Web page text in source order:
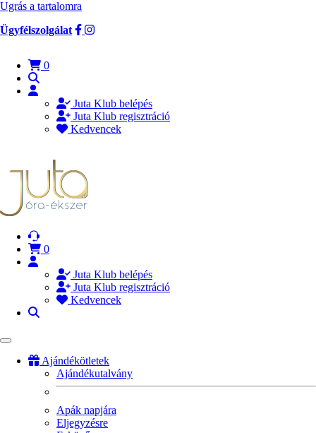
Ugrás a tartalomra
Ügyfélszolgálat
0
Juta Klub belépés
Juta Klub regisztráció
Kedvencek
0
Juta Klub belépés
Juta Klub regisztráció
Kedvencek
Ajándékötletek
Ajándékutalvány
Apák napjára
Eljegyzésre